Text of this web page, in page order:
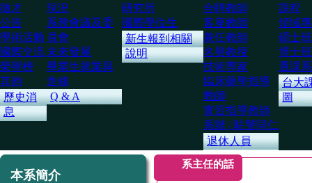
徵才
公告
學術活動
國際交流
榮譽榜
其他
歷史消
息
現況
系務會議及委
員會
未來發展
畢業生就業與
進修
Q & A
研究所
國際學位生
新生報到相關
說明
合聘教師
客座教師
兼任教師
名譽教授
技術専家
臨床藥學指導
教師
實習指導教師
系辦 / 駐警同仁
退休人員
課程
領域
碩士班
博士班
選課
台大
圖
本系簡介
系主任的話